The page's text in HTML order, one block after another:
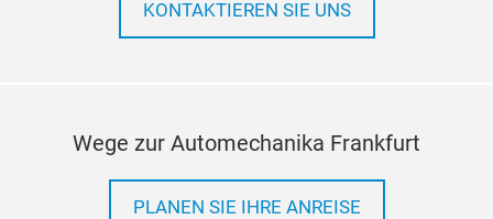
KONTAKTIEREN SIE UNS
Wege zur Automechanika Frankfurt
PLANEN SIE IHRE ANREISE